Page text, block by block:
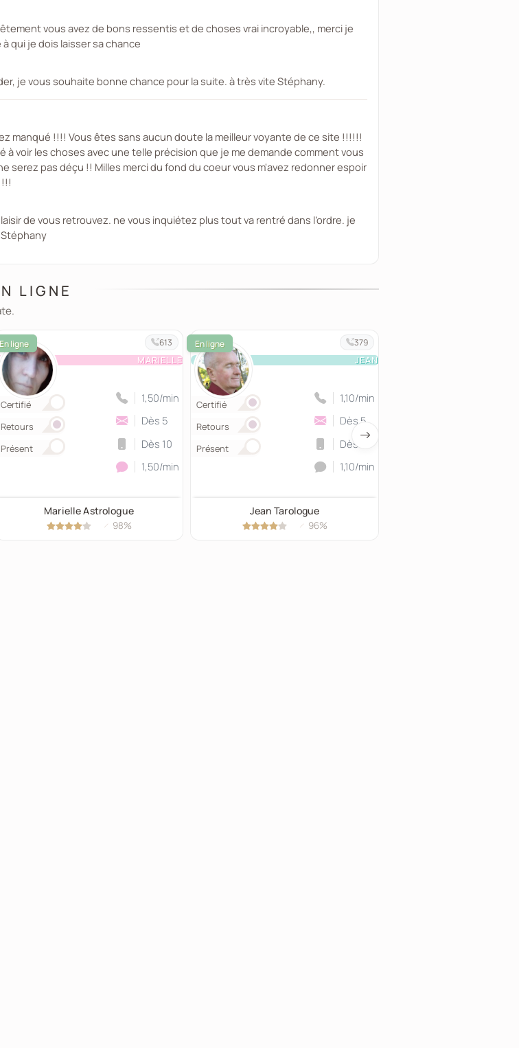
vous avez de bons ressentis et de choses vrai incroyable,, merci je
qui je dois laisser sa chance
je vous souhaite bonne chance pour la suite. à très vite Stéphany.
manqué !!!! Vous êtes sans aucun doute la meilleur voyante de ce site !!!!!!
à voir les choses avec une telle précision que je me demande comment vous
serez pas déçu !! Milles merci du fond du coeur vous m'avez redonner espoir
de vous retrouvez. ne vous inquiétez plus tout va rentré dans l’ordre. je
LIGNE
613
MARIELLE
Certifié
Retours
Présent
1,50/min
Dès 5
Dès 10
1,50/min
Marielle Astrologue
98%
379
JEAN
Certifié
Retours
Présent
1,10/min
Dès 5
Dès 30
1,10/min
Jean Tarologue
96%